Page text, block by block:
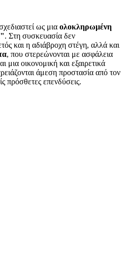
ως μια ολοκληρωμένη
. Στη συσκευασία δεν
και η αδιάβροχη στέγη, αλλά και
, που στερεώνονται με ασφάλεια
οικονομική και εξαιρετικά
άμεση προστασία από τον
πρόσθετες επενδύσεις.